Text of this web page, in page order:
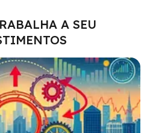
A SEU